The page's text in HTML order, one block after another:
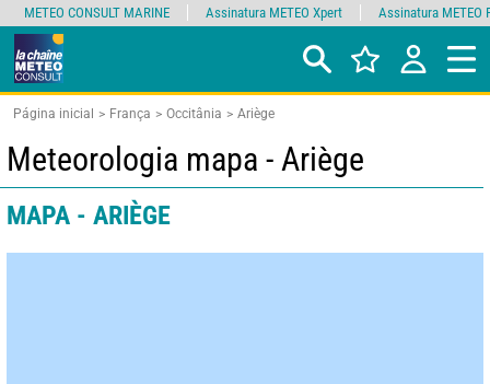
Página inicial França Occitânia Ariège
Meteorologia mapa - Ariège
MAPA - ARIÈGE
METEO CONSULT MARINE Assinatura METEO Xpert Assinatura METEO